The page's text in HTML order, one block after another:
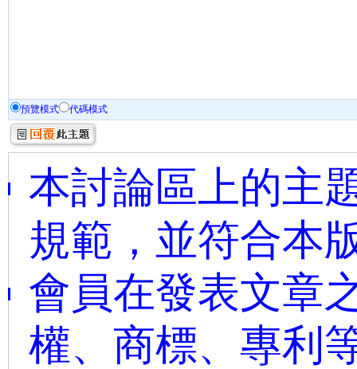
預覽模式 代碼模式
本討論區上的主
規範，並符合本
會員在發表文章
權、商標、專利